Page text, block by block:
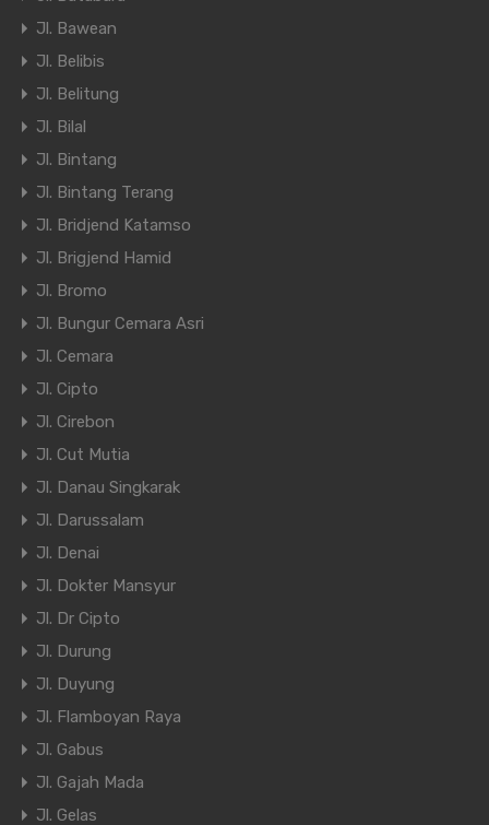
Jl. Bawean
Jl. Belibis
Jl. Belitung
Jl. Bilal
Jl. Bintang
Jl. Bintang Terang
Jl. Bridjend Katamso
Jl. Brigjend Hamid
Jl. Bromo
Jl. Bungur Cemara Asri
Jl. Cemara
Jl. Cipto
Jl. Cirebon
Jl. Cut Mutia
Jl. Danau Singkarak
Jl. Darussalam
Jl. Denai
Jl. Dokter Mansyur
Jl. Dr Cipto
Jl. Durung
Jl. Duyung
Jl. Flamboyan Raya
Jl. Gabus
Jl. Gajah Mada
Jl. Gelas